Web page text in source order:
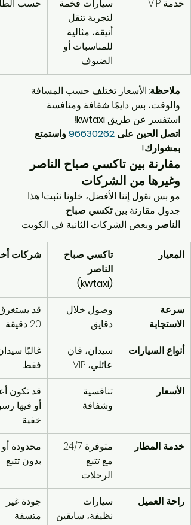
خدمة VIP
سيارات فخمة
لتجربة تنقل
أنيقة، مثالية
للمناسبات أو
الضيوف
حسب
ملاحظة: الأسعار تختلف حسب المسافة
والوقت، بس دايمًا شفافة ومنافسة.
استفسر عن طريق kwtaxi
!
اتصل الحين على 96630262 واستمتع
بمشوارك!
مقارنة بين تاكسي صباح الناصر
وغيرها من الشركات
مو بس نقول إننا الأفضل، خلونا نثبت! هذا
جدول مقارنة بين تكسي صباح
الناصر وبعض الشركات الثانية في الكويت:
المعيار
تاكسي صباح
الناصر
(kwtaxi)
شركات
سرعة
الاستجابة
وصول خلال
دقايق
20 دقيقة
أنواع السيارات
سيدان، فان
عائلي، VIP
غالبًا
فقط
الأسعار
تنافسية
وشفافة
قد تكون
أو فيها
خفية
خدمة المطار
مع تتبع
الرحلات
محدودة أو
بدون تتبع
راحة العميل
سيارات
نظيفة، سايقين
جودة غير
متسقة